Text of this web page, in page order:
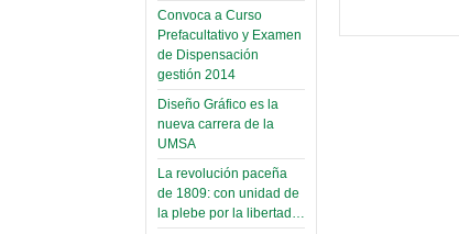
Convoca a Curso
Prefacultativo y Examen
de Dispensación
gestión 2014
Diseño Gráfico es la
nueva carrera de la
UMSA
La revolución paceña
de 1809: con unidad de
la plebe por la libertad…